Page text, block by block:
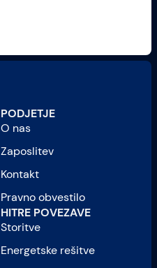
PODJETJE
O nas
Zaposlitev
Kontakt
Pravno obvestilo
HITRE POVEZAVE
Storitve
Energetske rešitve